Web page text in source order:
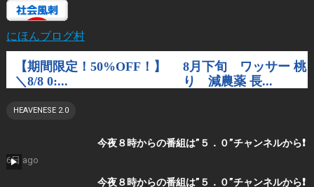
にほんブログ村
HEAVENESE 2.0
今夜８時からの番組は”５．０”チャンネルから❗️
6日 ago
今夜８時からの番組は”５．０”チャンネルから❗️